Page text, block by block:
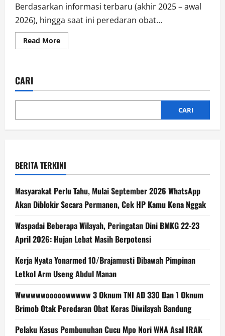
Berdasarkan informasi terbaru (akhir 2025 – awal
2026), hingga saat ini peredaran obat...
Read More
CARI
CARI
BERITA TERKINI
Masyarakat Perlu Tahu, Mulai September 2026 WhatsApp
Akan Diblokir Secara Permanen, Cek HP Kamu Kena Nggak
Waspadai Beberapa Wilayah, Peringatan Dini BMKG 22-23
April 2026: Hujan Lebat Masih Berpotensi
Kerja Nyata Yonarmed 10/Brajamusti Dibawah Pimpinan
Letkol Arm Useng Abdul Manan
Wwwwwwooooowwwww 3 Oknum TNI AD 330 Dan 1 Oknum
Brimob Otak Peredaran Obat Keras Diwilayah Bandung
Pelaku Kasus Pembunuhan Cucu Mpo Nori WNA Asal IRAK